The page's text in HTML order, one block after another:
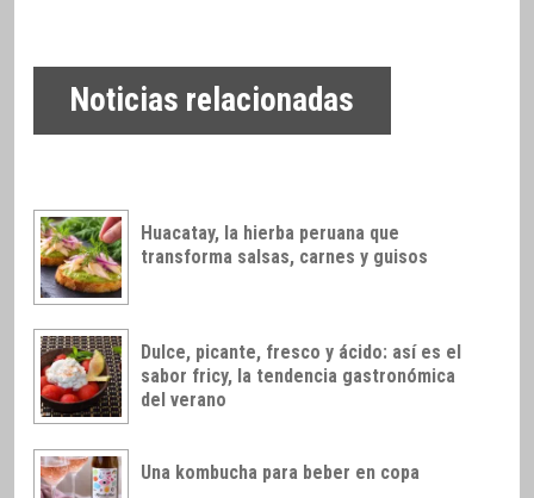
Noticias relacionadas
Huacatay, la hierba peruana que
transforma salsas, carnes y guisos
Dulce, picante, fresco y ácido: así es el
sabor fricy, la tendencia gastronómica
del verano
Una kombucha para beber en copa